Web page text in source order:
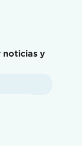
noticias y